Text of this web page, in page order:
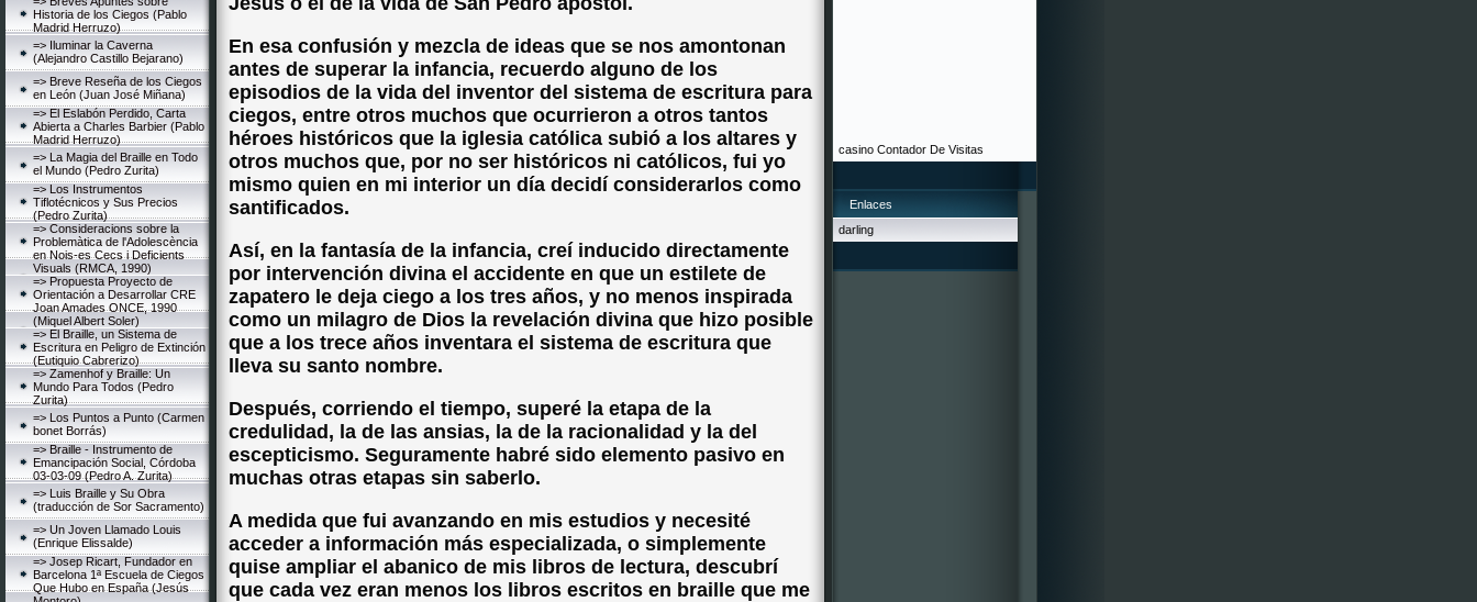
Historia de los Ciegos (Pablo
Madrid Herruzo)
=> Iluminar la Caverna
(Alejandro Castillo Bejarano)
=> Breve Reseña de los Ciegos
en León (Juan José Miñana)
=> El Eslabón Perdido, Carta
Abierta a Charles Barbier (Pablo
Madrid Herruzo)
=> La Magia del Braille en Todo
el Mundo (Pedro Zurita)
=> Los Instrumentos
Tiflotécnicos y Sus Precios
(Pedro Zurita)
=> Consideracions sobre la
Problemàtica de l'Adolescència
en Nois-es Cecs i Deficients
Visuals (RMCA, 1990)
=> Propuesta Proyecto de
Orientación a Desarrollar CRE
Joan Amades ONCE, 1990
(Miquel Albert Soler)
=> El Braille, un Sistema de
Escritura en Peligro de Extinción
(Eutiquio Cabrerizo)
=> Zamenhof y Braille: Un
Mundo Para Todos (Pedro
Zurita)
=> Los Puntos a Punto (Carmen
bonet Borrás)
=> Braille - Instrumento de
Emancipación Social, Córdoba
03-03-09 (Pedro A. Zurita)
=> Luis Braille y Su Obra
(traducción de Sor Sacramento)
=> Un Joven Llamado Louis
(Enrique Elissalde)
=> Josep Ricart, Fundador en
Barcelona 1ª Escuela de Ciegos
Que Hubo en España (Jesús
En esa confusión y mezcla de ideas que se nos amontonan
antes de superar la infancia, recuerdo alguno de los
episodios de la vida del inventor del sistema de escritura para
ciegos, entre otros muchos que ocurrieron a otros tantos
héroes históricos que la iglesia católica subió a los altares y
otros muchos que, por no ser históricos ni católicos, fui yo
mismo quien en mi interior un día decidí considerarlos como
santificados.
Así, en la fantasía de la infancia, creí inducido directamente
por intervención divina el accidente en que un estilete de
zapatero le deja ciego a los tres años, y no menos inspirada
como un milagro de Dios la revelación divina que hizo posible
que a los trece años inventara el sistema de escritura que
lleva su santo nombre.
Después, corriendo el tiempo, superé la etapa de la
credulidad, la de las ansias, la de la racionalidad y la del
escepticismo. Seguramente habré sido elemento pasivo en
muchas otras etapas sin saberlo.
A medida que fui avanzando en mis estudios y necesité
acceder a información más especializada, o simplemente
quise ampliar el abanico de mis libros de lectura, descubrí
que cada vez eran menos los libros escritos en braille que me
casino Contador De Visitas
Enlaces
darling